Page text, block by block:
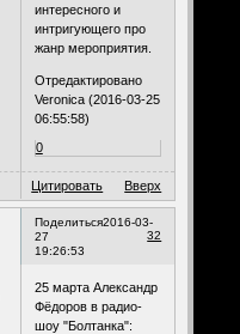
интересного и
интригующего про
жанр мероприятия.
Отредактировано
Veronica (2016-03-25
06:55:58)
0
Цитировать Вверх
Поделиться
32
2016-03-
27
19:26:53
25 марта Александр
Фёдоров в радио-
шоу "Болтанка":